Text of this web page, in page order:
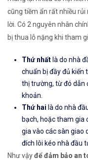
cũng tiềm ẩn rất nhiều
lời. Có 2 nguyên nhân
bị thua lỗ nặng khi tham
Thứ nhấtlà do nhà
chuẩn bị đầy đủ kiến
thị trường, từ đó dẫn
khoản.
Thứ hai là do nhà
bạch, hoặc tham gia
gia vào các sàn giao
đích lôi kéo nhà đầu
Như vậyđể đảm bảo an